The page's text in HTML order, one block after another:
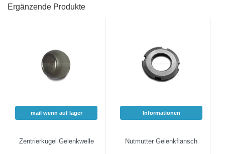
Ergänzende Produkte
mail wenn auf lager
Zentrierkugel Gelenkwelle
Informationen
Nutmutter Gelenkflansch